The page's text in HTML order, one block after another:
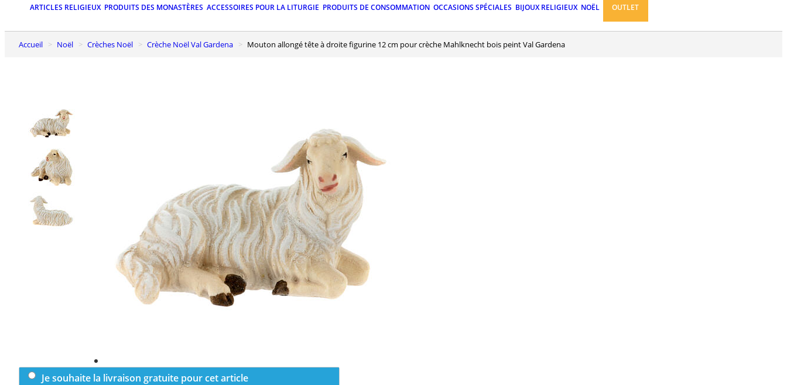
ARTICLES RELIGIEUX PRODUITS DES MONASTÈRES ACCESSOIRES POUR LA LITURGIE PRODUITS DE CONSOMMATION OCCASIONS SPÉCIALES BIJOUX RELIGIEUX NOËL OUTLET
Accueil Noël Crèches Noël Crèche Noël Val Gardena Mouton allongé tête à droite figurine 12 cm pour crèche Mahlknecht bois peint Val Gardena
Je souhaite la livraison gratuite pour cet article